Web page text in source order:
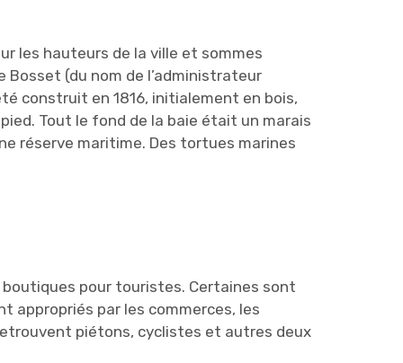
les hauteurs de la ville et sommes
Bosset (du nom de l’administrateur
construit en 1816, initialement en bois,
Tout le fond de la baie était un marais
réserve maritime. Des tortues marines
boutiques pour touristes. Certaines sont
appropriés par les commerces, les
piétons, cyclistes et autres deux